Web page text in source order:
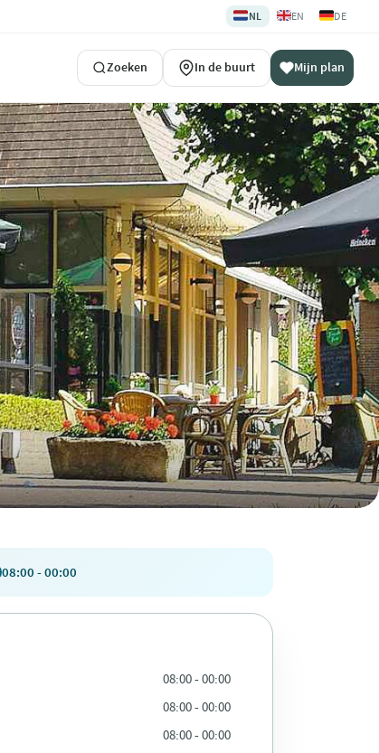
🇳🇱NL 🇬🇧EN 🇩🇪DE
Zoeken In de buurt Mijn plan
08:00 - 00:00
08:00 - 00:00
08:00 - 00:00
08:00 - 00:00